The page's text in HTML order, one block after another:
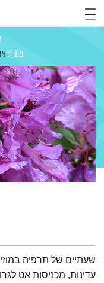
מתוך:
תמצית הפודקאסט
שעתיים של תרפיה
עדינות, מכניסות אט